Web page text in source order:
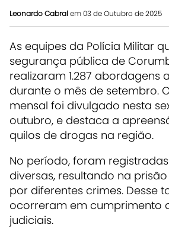
Leonardo Cabralem 03 de Outubro de 2025
As equipes da Polícia Militar
segurança pública de
realizaram 1.287 abordagens
durante o mês de setembro.
mensal foi divulgado nesta
outubro, e destaca a
quilos de drogas na região.
No período, foram
diversas, resultando na prisão
por diferentes crimes. Desse
ocorreram em cumprimento
judiciais.